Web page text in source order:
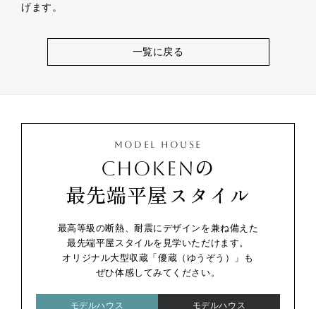
げます。
一覧に戻る
MODEL HOUSE
CHOKENの
最先端平屋スタイル
最高等級の断熱、耐震にデザインを兼ね備えた
最先端平屋スタイルを見学いただけます。
オリジナル大型収蔵「優蔵（ゆうぞう）」も
ぜひ体感してみてください。
モデルハウス モデルハウス